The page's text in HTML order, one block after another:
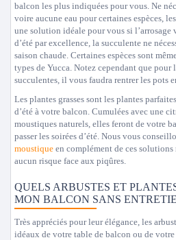
balcon les plus indiquées pour vous. Ne
voire aucune eau pour certaines espèces,
une solution idéale pour vous si l’arrosage
d’été par excellence, la succulente ne
saison chaude. Certaines espèces sont
types de Yucca. Notez cependant que pour
succulentes, il vous faudra rentrer les pots
Les plantes grasses sont les plantes
d’été à votre balcon. Cumulées avec une
moustiques naturels, elles feront de votre
passer les soirées d’été. Nous vous
moustique en complément de ces
aucun risque face aux piqûres.
QUELS ARBUSTES ET
MON BALCON SANS
Très appréciés pour leur élégance, les
idéaux de votre table de balcon ou de